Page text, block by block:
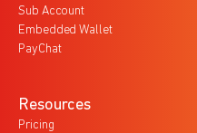
Sub Account
Embedded Wallet
PayChat
Resources
Pricing